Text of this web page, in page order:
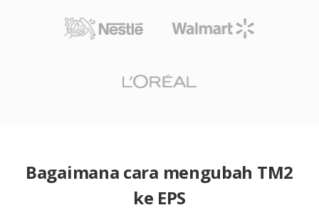
Bagaimana cara mengubah TM2
ke EPS